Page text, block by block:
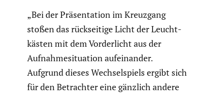
„Bei der Präsen­ta­tion im Kreuzgang
stoßen das rücksei­tige Licht der Leucht­
kästen mit dem Vorder­licht aus der
Aufnah­me­si­tua­tion aufein­ander.
Aufgrund dieses Wechsel­spiels ergibt sich
für den Betrachter eine gänzlich andere